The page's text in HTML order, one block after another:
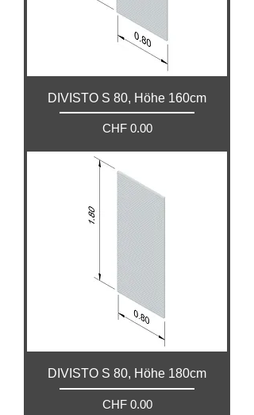
DIVISTO S 80, Höhe 160cm
Preis
CHF 0.00
DIVISTO S 80, Höhe 180cm
Preis
CHF 0.00